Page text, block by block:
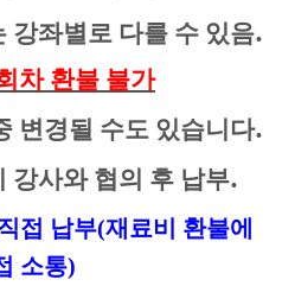
강좌별로 다를 수 있음.
차 환불 불가
변경될 수도 있습니다.
강사와 협의 후 납부.
접 납부(재료비 환불에
소통)